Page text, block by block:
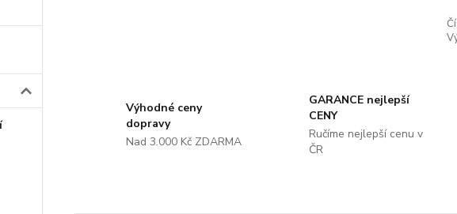
Výhodné ceny
dopravy
Nad 3.000 Kč ZDARMA
GARANCE nejlepší
CENY
Ručíme nejlepší cenu v
ČR